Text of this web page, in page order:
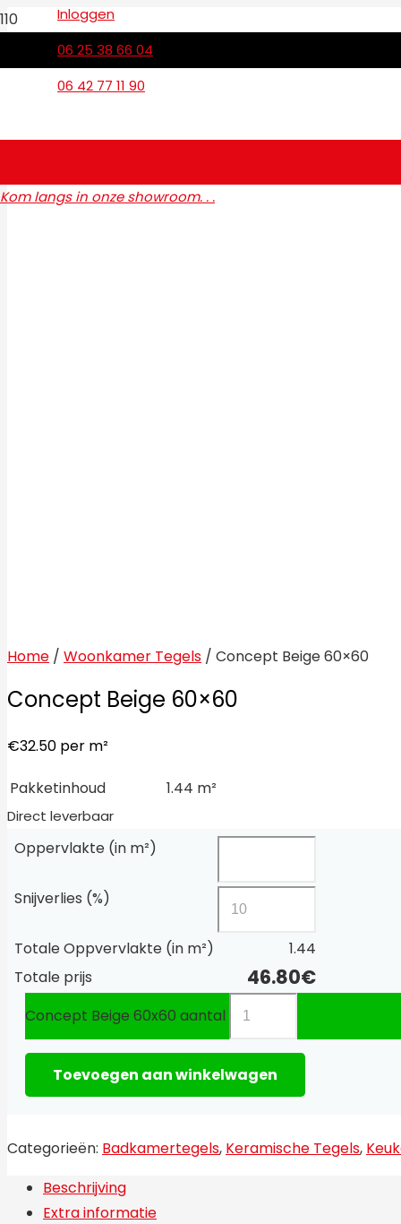
Inloggen
06 25 38 66 04
06 42 77 11 90
Kom langs in onze showroom. . .
Home / Woonkamer Tegels / Concept Beige 60×60
Concept Beige 60×60
€32.50 per m²
Pakketinhoud 1.44 m²
Direct leverbaar
Oppervlakte (in m²)
Snijverlies (%)
Totale Oppvervlakte (in m²)
1.44
Totale prijs
€
46.80
Concept Beige 60x60 aantal
Toevoegen aan winkelwagen
Categorieën: Badkamertegels, Keramische Tegels,
Beschrijving
Extra informatie